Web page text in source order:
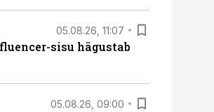
05.08.26, 11:07
sisu hägustab
05.08.26, 09:00